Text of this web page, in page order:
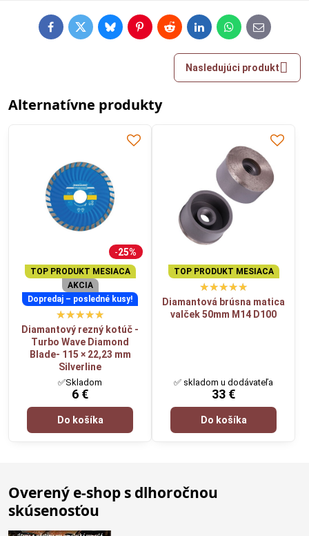
FacebookTwitterBlueskyPinterestRedditLinkedInWhatsApp
E-
mail
Nasledujúci produkt
Alternatívne produkty
25%
TOP PRODUKT MESIACA
AKCIA
Dopredaj – posledné kusy!
Diamantový rezný kotúč -
Turbo Wave Diamond
Blade- 115 × 22,23 mm
Silverline
✅Skladom
6 €
Do košíka
TOP PRODUKT MESIACA
Diamantová brúsna matica
valček 50mm M14 D100
✅ skladom u dodávateľa
33 €
Do košíka
Overený e-shop s dlhoročnou
skúsenosťou